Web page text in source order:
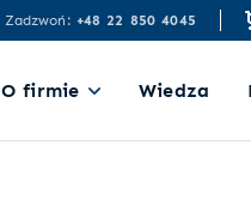
Zadzwoń: +48 22 850 4045
O firmie Wiedza